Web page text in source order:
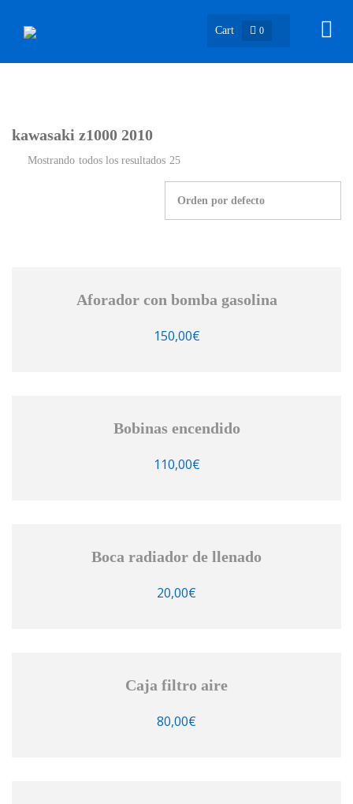
Cart 0
kawasaki z1000 2010
Mostrando todos los resultados 25
Aforador con bomba gasolina
150,00€
Bobinas encendido
110,00€
Boca radiador de llenado
20,00€
Caja filtro aire
80,00€